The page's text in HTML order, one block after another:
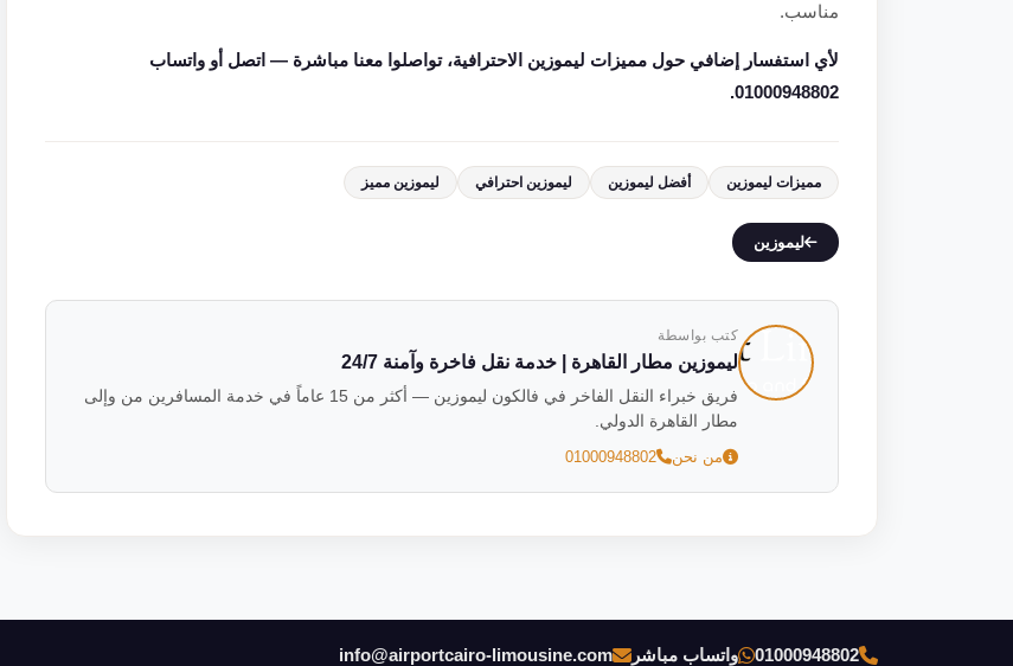
مناسب.
لأي استفسار إضافي حول مميزات ليموزين الاحترافية، تواصلوا معنا مباشرة — اتصل أو واتساب
01000948802.
مميزات ليموزين أفضل ليموزين ليموزين احترافي ليموزين مميز
ليموزين
كتب بواسطة
ليموزين مطار القاهرة | خدمة نقل فاخرة وآمنة 24/7
فريق خبراء النقل الفاخر في فالكون ليموزين — أكثر من 15 عاماً في خدمة المسافرين من وإلى
مطار القاهرة الدولي.
من نحن
01000948802
01000948802 واتساب مباشر info@airportcairo-limousine.com